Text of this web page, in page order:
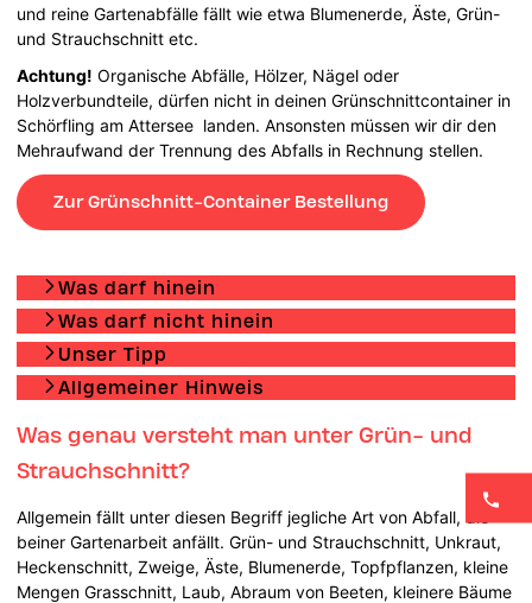
und reine Gartenabfälle fällt wie etwa Blumenerde, Äste, Grün-
und Strauchschnitt etc.
Achtung! Organische Abfälle, Hölzer, Nägel oder
Holzverbundteile, dürfen nicht in deinen Grünschnittcontainer in
Schörfling am Attersee landen. Ansonsten müssen wir dir den
Mehraufwand der Trennung des Abfalls in Rechnung stellen.
Zur Grünschnitt-Container Bestellung
Was darf hinein
Was darf nicht hinein
Unser Tipp
Allgemeiner Hinweis
Was genau versteht man unter Grün- und
Strauchschnitt?
Allgemein fällt unter diesen Begriff jegliche Art von Abfall, die
beiner Gartenarbeit anfällt. Grün- und Strauchschnitt, Unkraut,
Heckenschnitt, Zweige, Äste, Blumenerde, Topfpflanzen, kleine
Mengen Grasschnitt, Laub, Abraum von Beeten, kleinere Bäume